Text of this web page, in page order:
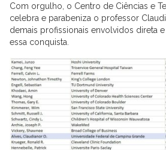
Com orgulho, o Centro de Ciências e
celebra e parabeniza o professor
demais profissionais envolvidos direta
essa conquista.